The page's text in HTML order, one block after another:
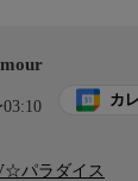
カ
パラダイス